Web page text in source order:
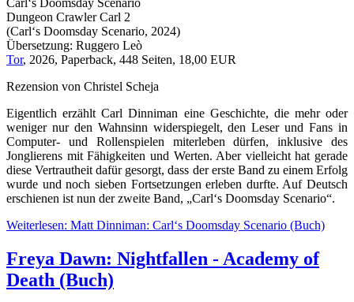
Dungeon Crawler Carl 2
(Carl‘s Doomsday Scenario, 2024)
Übersetzung: Ruggero Leò
Tor, 2026, Paperback, 448 Seiten, 18,00 EUR
Rezension von Christel Scheja
Eigentlich erzählt Carl Dinniman eine Geschichte, die mehr oder
weniger nur den Wahnsinn widerspiegelt, den Leser und Fans in
Computer- und Rollenspielen miterleben dürfen, inklusive des
Jonglierens mit Fähigkeiten und Werten. Aber vielleicht hat gerade
diese Vertrautheit dafür gesorgt, dass der erste Band zu einem Erfolg
wurde und noch sieben Fortsetzungen erleben durfte. Auf Deutsch
erschienen ist nun der zweite Band, „Carl‘s Doomsday Scenario“.
Weiterlesen: Matt Dinniman: Carl‘s Doomsday Scenario (Buch)
Freya Dawn: Nightfallen - Academy of
Death (Buch)